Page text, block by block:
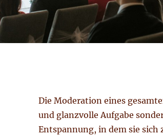
Die Moderation eines
und glanzvolle Aufgabe
Entspannung, in dem sie